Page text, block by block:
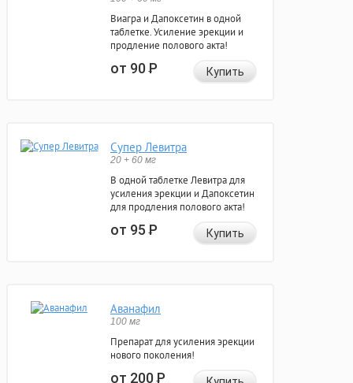
Виагра и Дапоксетин в одной
таблетке. Усиление эрекции и
продление полового акта!
от 90Р Купить
Супер Левитра
20 + 60 мг
В одной таблетке Левитра для
усиления эрекции и Дапоксетин
для продления полового акта!
от 95Р Купить
Аванафил
100 мг
Препарат для усиления эрекции
нового поколения!
от 200Р